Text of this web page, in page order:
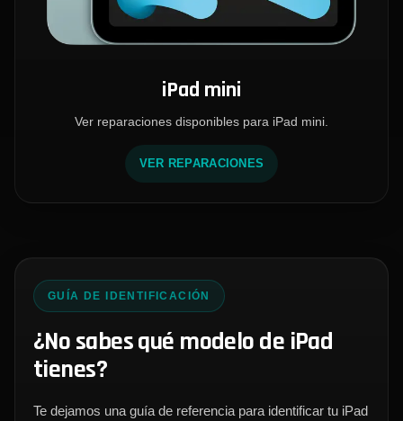
iPad mini
Ver reparaciones disponibles para iPad mini.
VER REPARACIONES
GUÍA DE IDENTIFICACIÓN
¿No sabes qué modelo de iPad
tienes?
Te dejamos una guía de referencia para identificar tu iPad